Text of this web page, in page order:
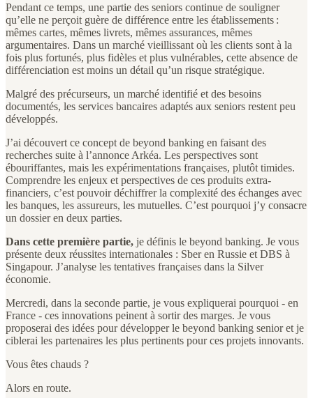
Pendant ce temps, une partie des seniors continue de souligner
qu’elle ne perçoit guère de différence entre les établissements :
mêmes cartes, mêmes livrets, mêmes assurances, mêmes
argumentaires. Dans un marché vieillissant où les clients sont à la
fois plus fortunés, plus fidèles et plus vulnérables, cette absence de
différenciation est moins un détail qu’un risque stratégique.
Malgré des précurseurs, un marché identifié et des besoins
documentés, les services bancaires adaptés aux seniors restent peu
développés.
J’ai découvert ce concept de beyond banking en faisant des
recherches suite à l’annonce Arkéa. Les perspectives sont
ébouriffantes, mais les expérimentations françaises, plutôt timides.
Comprendre les enjeux et perspectives de ces produits extra-
financiers, c’est pouvoir déchiffrer la complexité des échanges avec
les banques, les assureurs, les mutuelles. C’est pourquoi j’y consacre
un dossier en deux parties.
Dans cette première partie, je définis le beyond banking. Je vous
présente deux réussites internationales : Sber en Russie et DBS à
Singapour. J’analyse les tentatives françaises dans la Silver
économie.
Mercredi, dans la seconde partie, je vous expliquerai pourquoi - en
France - ces innovations peinent à sortir des marges. Je vous
proposerai des idées pour développer le beyond banking senior et je
ciblerai les partenaires les plus pertinents pour ces projets innovants.
Vous êtes chauds ?
Alors en route.